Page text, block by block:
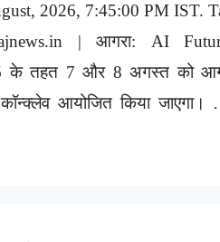
2026, 7:45:00 PM IST.
| आगरा: AI
के तहत 7 और 8 अगस्त को
कॉन्क्लेव आयोजित किया जाएगा।